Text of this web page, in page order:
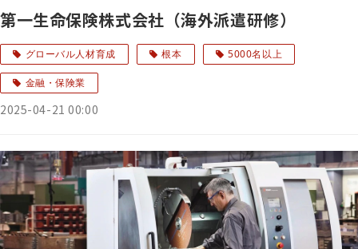
第一生命保険株式会社（海外派遣研修）
グローバル人材育成 根本 5000名以上
金融・保険業
2025-04-21 00:00